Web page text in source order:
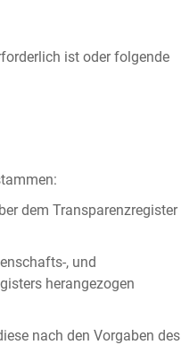
ist oder folgende
dem Transparenzregister
, und
herangezogen
nach den Vorgaben des